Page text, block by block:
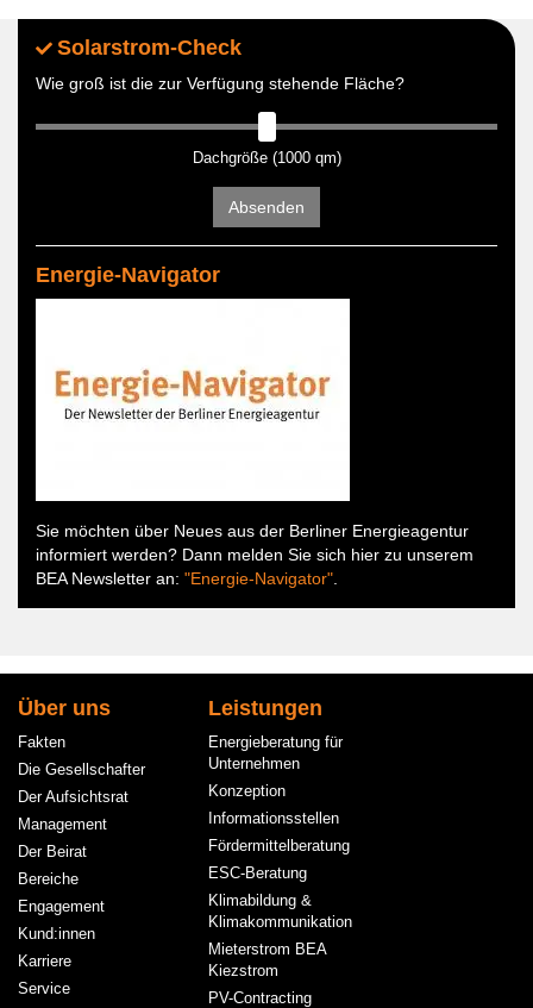
Solarstrom-Check
Wie groß ist die zur Verfügung stehende Fläche?
Dachgröße (1000 qm)
Absenden
Energie-Navigator
Sie möchten über Neues aus der Berliner Energieagentur
informiert werden? Dann melden Sie sich hier zu unserem
BEA Newsletter an: "Energie-Navigator"
Hauptnavigation
Über uns
Fakten
Die Gesellschafter
Der Aufsichtsrat
Management
Der Beirat
Bereiche
Engagement
Kund:innen
Karriere
Service
Leistungen
Energieberatung für
Unternehmen
Konzeption
Informationsstellen
Fördermittelberatung
ESC-Beratung
Klimabildung &
Klimakommunikation
Mieterstrom BEA
Kiezstrom
PV-Contracting